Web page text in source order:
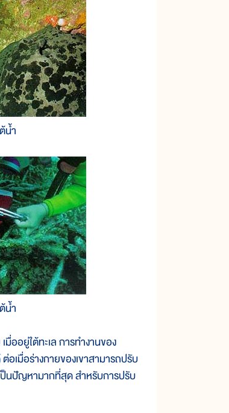
น้ำ
น้ำ
ออยู่ใต้ทะเล การทำงานของ
เมื่อร่างกายของเขาสามารถปรับ
นปัญหามากที่สุด สำหรับการปรับ